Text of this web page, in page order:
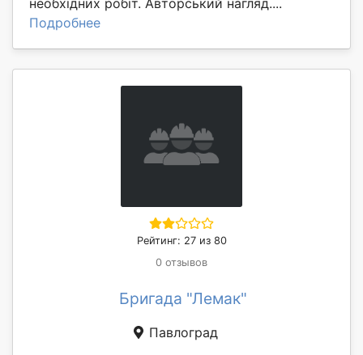
Подробнее
Рейтинг: 27 из 80
0 отзывов
Бригада "Лемак"
Павлоград